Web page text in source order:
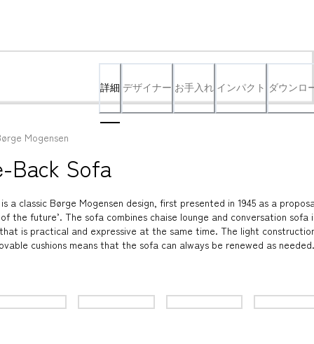
詳細 デザイナー お手入れ インパクト ダウンロ
Mogensen
Back Sofa
a classic Børge Mogensen design, first presented in 1945 as a
the future’. The sofa combines chaise lounge and conversation sofa
is practical and expressive at the same time. The light
cushions means that the sofa can always be renewed as needed.